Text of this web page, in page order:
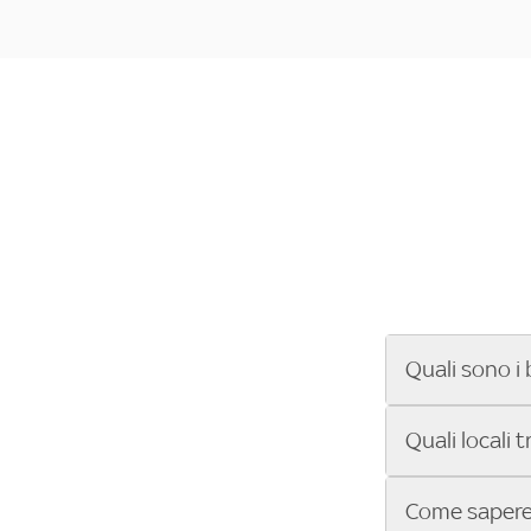
Quali sono i
Se cerchi un
ENILIVE, la
Sky Bar ti
Quali locali
Vuoi sapere
Come